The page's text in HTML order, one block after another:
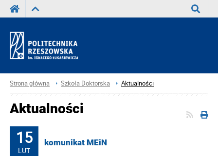
Strona główna Szkoła Doktorska Aktualności
Aktualności
15
LUT
komunikat MEiN